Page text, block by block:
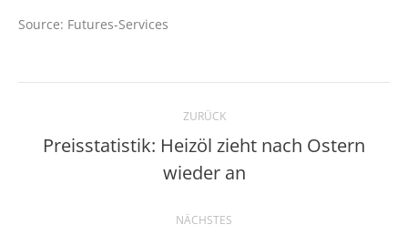
Source: Futures-Services
Kommentarnavigation
ZURÜCK
Vorheriger
Beitrag:
Preisstatistik: Heizöl zieht nach Ostern
wieder an
NÄCHSTES